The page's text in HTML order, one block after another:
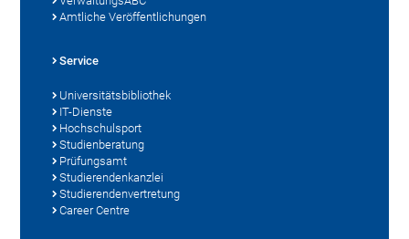
Amtliche Veröffentlichungen
Service
Universitätsbibliothek
IT-Dienste
Hochschulsport
Studienberatung
Prüfungsamt
Studierendenkanzlei
Studierendenvertretung
Career Centre